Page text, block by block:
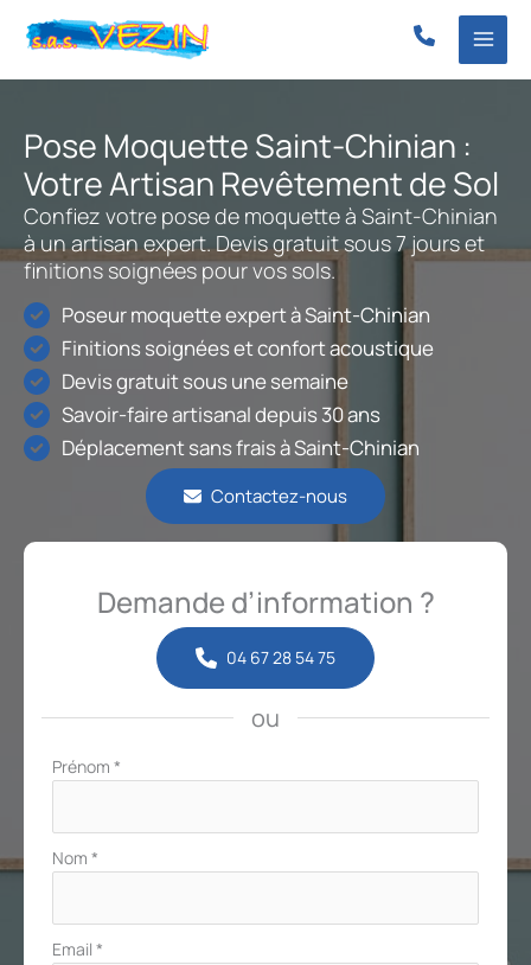
Pose Moquette Saint-Chinian :
Votre Artisan Revêtement de Sol
Confiez votre pose de moquette à Saint-Chinian
à un artisan expert. Devis gratuit sous 7 jours et
finitions soignées pour vos sols.
Poseur moquette expert à Saint-Chinian
Finitions soignées et confort acoustique
Devis gratuit sous une semaine
Savoir-faire artisanal depuis 30 ans
Déplacement sans frais à Saint-Chinian
Contactez-nous
Demande d’information ?
04 67 28 54 75
ou
Formulaire
Prénom *
Nom *
Email *